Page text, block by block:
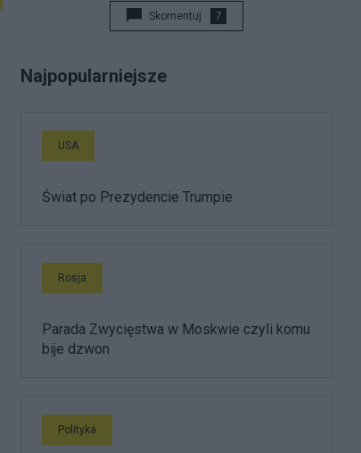
Skomentuj 7
Najpopularniejsze
USA
Świat po Prezydencie Trumpie
Rosja
Parada Zwycięstwa w Moskwie czyli komu
bije dzwon
Polityka